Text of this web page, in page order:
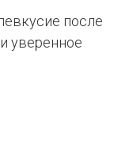
после
уверенное